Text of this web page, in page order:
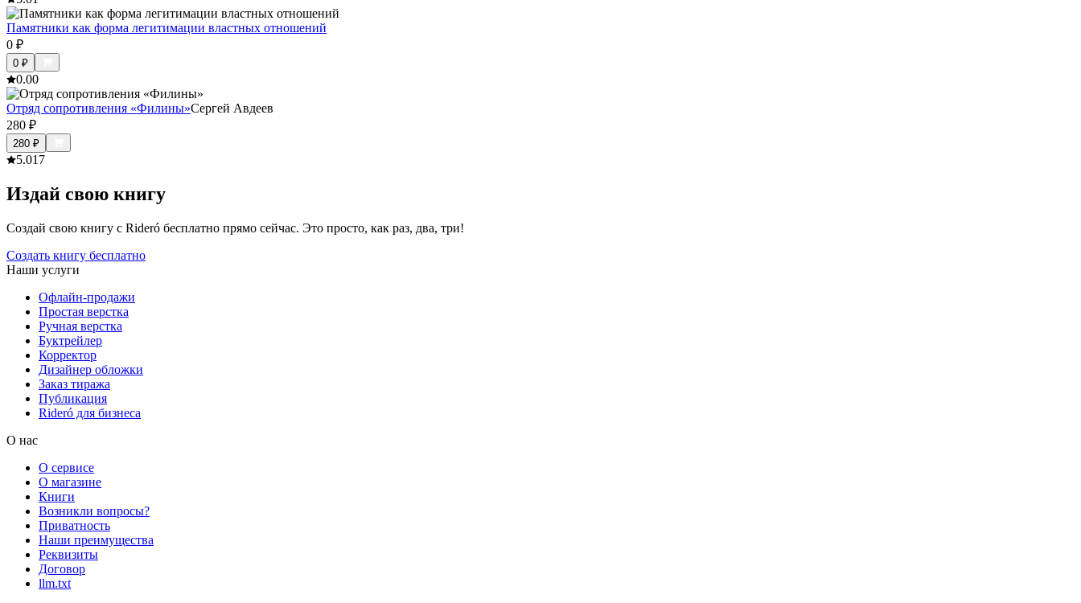
Памятники как форма легитимации властных отношений
0 ₽
0 ₽
0.00
Отряд сопротивления «Филины»Сергей Авдеев
280 ₽
280 ₽
5.017
Издай свою книгу
Создай свою книгу с Rideró бесплатно прямо сейчас. Это просто, как раз, два, три!
Создать книгу бесплатно
Наши услуги
Офлайн-продажи
Простая верстка
Ручная верстка
Буктрейлер
Корректор
Дизайнер обложки
Заказ тиража
Публикация
Rideró для бизнеса
О нас
О сервисе
О магазине
Книги
Возникли вопросы?
Приватность
Наши преимущества
Реквизиты
Договор
llm.txt